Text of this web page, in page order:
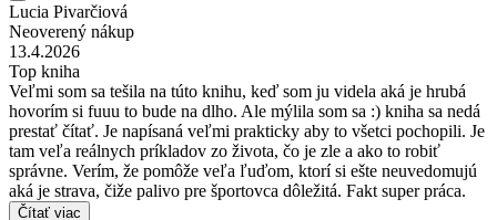
Lucia Pivarčiová
Neoverený nákup
13.4.2026
Top kniha
Veľmi som sa tešila na túto knihu, keď som ju videla aká je hrubá
hovorím si fuuu to bude na dlho. Ale mýlila som sa :) kniha sa nedá
prestať čítať. Je napísaná veľmi prakticky aby to všetci pochopili. Je
tam veľa reálnych príkladov zo života, čo je zle a ako to robiť
správne. Verím, že pomôže veľa ľuďom, ktorí si ešte neuvedomujú
aká je strava, čiže palivo pre športovca dôležitá. Fakt super práca.
Čítať viac